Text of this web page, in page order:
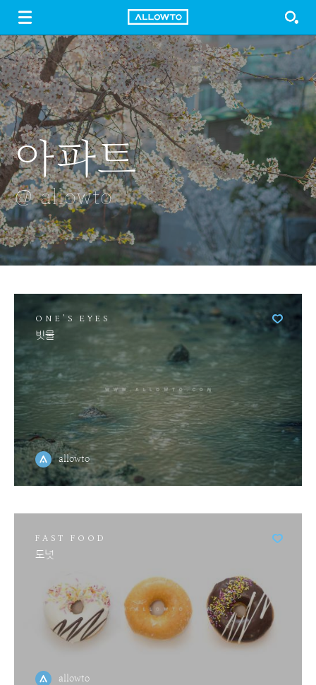
FREE DOWNLOAD GUIDE LOGIN SIGN UP
아파트
@ allowto
만원의 행복
@ allowto
연날리기
@ allowto
고추밭
@ allowto
물놀이
@ allowto
ONE'S EYES
빗물
allowto
FAST FOOD
도넛
allowto